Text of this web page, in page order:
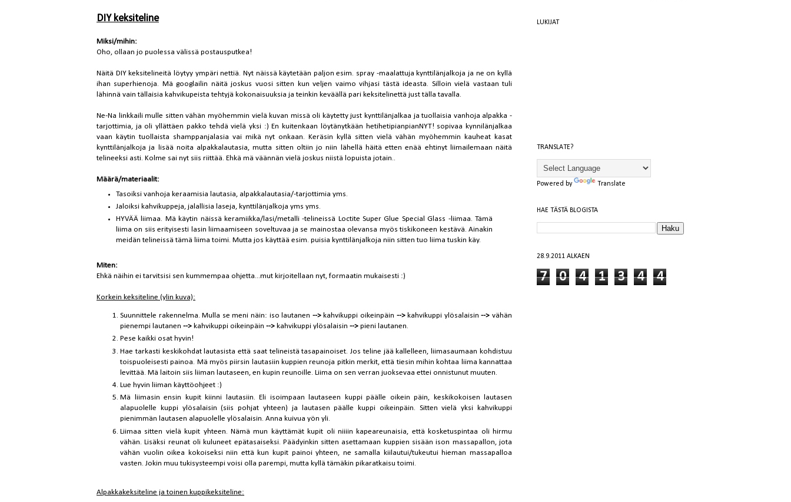
DIY keksiteline
Miksi/mihin:
Oho, ollaan jo puolessa välissä postausputkea!
Näitä DIY keksitelineitä löytyy ympäri nettiä. Nyt näissä käytetään paljon esim. spray -maalattuja kynttilänjalkoja ja ne on kyllä
ihan superhienoja. Mä googlailin näitä joskus vuosi sitten kun veljen vaimo vihjasi tästä ideasta. Silloin vielä vastaan tuli
lähinnä vain tällaisia kahvikupeista tehtyjä kokonaisuuksia ja teinkin keväällä pari keksitelinettä just tälla tavalla.
Ne-Na linkkaili mulle sitten vähän myöhemmin vielä kuvan missä oli käytetty just kynttilänjalkaa ja tuollaisia vanhoja alpakka -
tarjottimia, ja oli yllättäen pakko tehdä vielä yksi :) En kuitenkaan löytänytkään hetihetipianpianNYT! sopivaa kynnilänjalkaa
vaan käytin tuollaista shamppanjalasia vai mikä nyt onkaan. Keräsin kyllä sitten vielä vähän myöhemmin kauheat kasat
kynttilänjalkoja ja lisää noita alpakkalautasia, mutta sitten oltiin jo niin lähellä häitä etten enää ehtinyt liimailemaan näitä
telineeksi asti. Kolme sai nyt siis riittää. Ehkä mä väännän vielä joskus niistä lopuista jotain..
Määrä/materiaalit:
Tasoiksi vanhoja keraamisia lautasia, alpakkalautasia/-tarjottimia yms.
Jaloiksi kahvikuppeja, jalallisia laseja, kynttilänjalkoja yms yms.
HYVÄÄ liimaa. Mä käytin näissä keramiikka/lasi/metalli -telineissä
Loctite Super Glue Special Glass -liimaa. Tämä
liima on siis erityisesti lasin liimaamiseen soveltuvaa ja se mainostaa olevansa myös tiskikoneen kestävä. Ainakin
meidän telineissä tämä liima toimi. Mutta jos käyttää esim. puisia kynttilänjalkoja niin sitten tuo liima tuskin käy.
Miten:
Ehkä näihin ei tarvitsisi sen kummempaa ohjetta...mut kirjoitellaan nyt, formaatin mukaisesti :)
Korkein keksiteline (ylin kuva):
Suunnittele rakennelma. Mulla se meni näin: iso lautanen -->kahvikuppi oikeinpäin -->kahvikuppi ylösalaisin--> vähän
pienempi lautanen --> kahvikuppi oikeinpäin --> kahvikuppi ylösalaisin --> pieni lautanen.
Pese kaikki osat hyvin!
Hae tarkasti keskikohdat lautasista että saat telineistä tasapainoiset. Jos teline jää kallelleen, liimasaumaan kohdistuu
toispuoleisesti painoa. Mä myös piirsin lautasiin kuppien reunoja pitkin merkit, että tiesin mihin kohtaa liima kannattaa
levittää. Mä laitoin siis liiman lautaseen, en kupin reunoille. Liima on sen verran juoksevaa ettei onnistunut muuten.
Lue hyvin liiman käyttöohjeet :)
Mä liimasin ensin kupit kiinni lautasiin. Eli isoimpaan lautaseen kuppi päälle oikein päin, keskikokoisen lautasen
alapuolelle kuppi ylösalaisin (siis pohjat yhteen) ja lautasen päälle kuppi oikeinpäin. Sitten vielä yksi kahvikuppi
pienimmän lautasen alapuolelle ylösalaisin. Anna kuivua yön yli.
Liimaa sitten vielä kupit yhteen. Nämä mun käyttämät kupit oli niiiin kapeareunaisia, että kosketuspintaa oli hirmu
vähän. Lisäksi reunat oli kuluneet epätasaiseksi. Päädyinkin sitten asettamaan kuppien sisään ison massapallon, jota
vähän vuolin oikea kokoiseksi niin että kun kupit painoi yhteen, ne samalla kiilautui/tukeutui hieman massapalloa
vasten. Jokin muu tukisysteempi voisi olla parempi, mutta kyllä tämäkin pikaratkaisu toimi.
Alpakkakeksiteline ja toinen kuppikeksiteline:
LUKIJAT
TRANSLATE?
Powered by Translate
HAE TÄSTÄ BLOGISTA
28.9.2011 ALKAEN
7 0 4 1 3 4 4